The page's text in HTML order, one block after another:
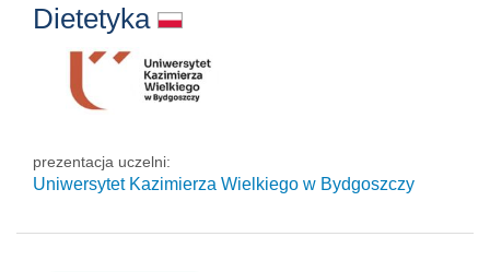
Dietetyka
prezentacja uczelni:
Uniwersytet Kazimierza Wielkiego w Bydgoszczy